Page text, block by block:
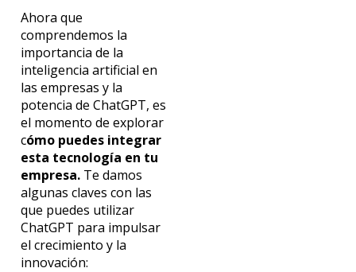
Ahora que
comprendemos la
importancia de la
inteligencia artificial en
las empresas y la
potencia de ChatGPT, es
el momento de explorar
cómo puedes integrar
esta tecnología en tu
empresa. Te damos
algunas claves con las
que puedes utilizar
ChatGPT para impulsar
el crecimiento y la
innovación: